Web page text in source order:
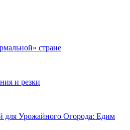
стране
и резки
для Урожайного Огорода: Едим